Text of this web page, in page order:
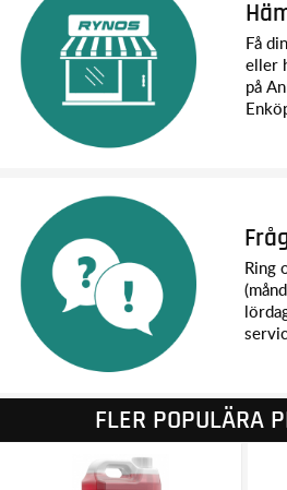
Få
eller
på
Ring
FLER POPULÄRA